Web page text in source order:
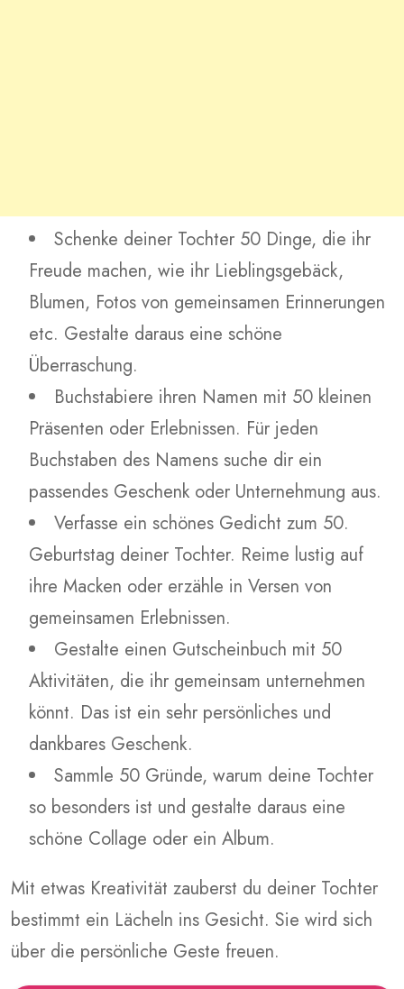
Schenke deiner Tochter 50 Dinge, die ihr
Freude machen, wie ihr Lieblingsgebäck,
Blumen, Fotos von gemeinsamen Erinnerungen
etc. Gestalte daraus eine schöne
Überraschung.
Buchstabiere ihren Namen mit 50 kleinen
Präsenten oder Erlebnissen. Für jeden
Buchstaben des Namens suche dir ein
passendes Geschenk oder Unternehmung aus.
Verfasse ein schönes Gedicht zum 50.
Geburtstag deiner Tochter. Reime lustig auf
ihre Macken oder erzähle in Versen von
gemeinsamen Erlebnissen.
Gestalte einen Gutscheinbuch mit 50
Aktivitäten, die ihr gemeinsam unternehmen
könnt. Das ist ein sehr persönliches und
dankbares Geschenk.
Sammle 50 Gründe, warum deine Tochter
so besonders ist und gestalte daraus eine
schöne Collage oder ein Album.
Mit etwas Kreativität zauberst du deiner Tochter
bestimmt ein Lächeln ins Gesicht. Sie wird sich
über die persönliche Geste freuen.